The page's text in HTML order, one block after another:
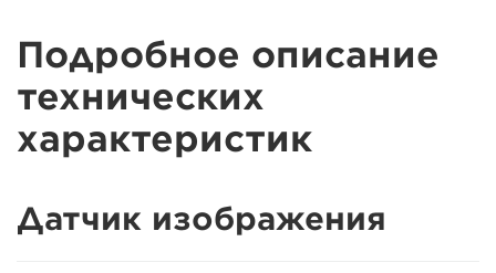
Подробное описание
технических
характеристик
Датчик изображения